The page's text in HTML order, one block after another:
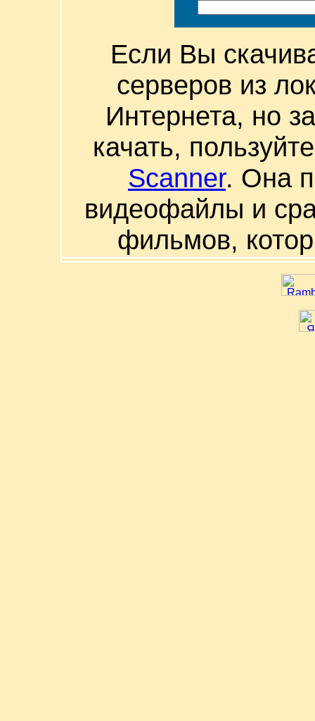
Если Вы
серверов из
Интернета, но
качать,
Scanner. Она
видеофайлы и
фильмов,